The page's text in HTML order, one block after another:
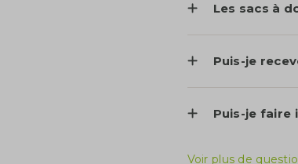
Les sacs à
Puis-je
Puis-je faire
Voir plus de